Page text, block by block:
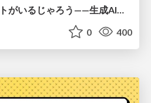
0 400